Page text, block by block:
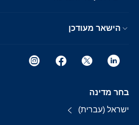
הישאר מעודכן
בחר מדינה
ישראל (עברית)